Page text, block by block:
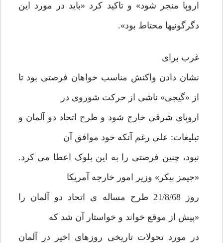
اروپا منجر شود» و تاکید کرد «باید در مورد این
دگرگونیها محتاط بود».
غرب برای
نشان دادن واکنش مناسب خواهان فرصتی بود تا
از «گیجی» ناشی از حرکت شوروی در
اروپای شرقی خارج شود و طرح اتحاد دو آلمان و
تبلیغات: علی رغم آنکه خود موافق آن
نبود، چنین فرصتی را به این بلوک اعطا می کرد.
«جیمز بیکر» وزیر امور خارجه آمریکا
روز 21/8/68 طرح مساله ی اتحاد دو آلمان را
«پیش از موقع خواند و خواستار آن شد که
در مورد تحولات تاریخی روزهای اخیر در آلمان